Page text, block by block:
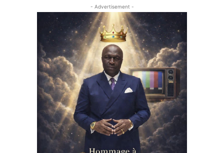
- Advertisement -